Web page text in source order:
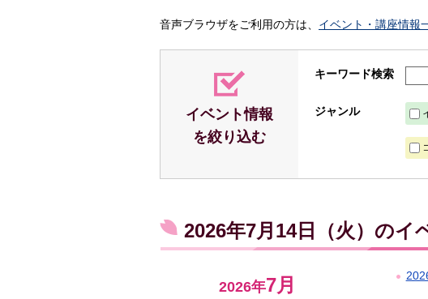
音声ブラウザをご利用の方は、 イベント・講座情報
イベント情報
を絞り込む
キーワード検索
ジャンル
2026年7月14日（火）のイ
2026年7月